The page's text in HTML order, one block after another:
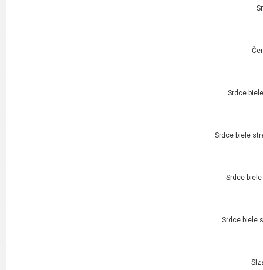
Srdce
Srdce biele
Srdce
Srdce biele